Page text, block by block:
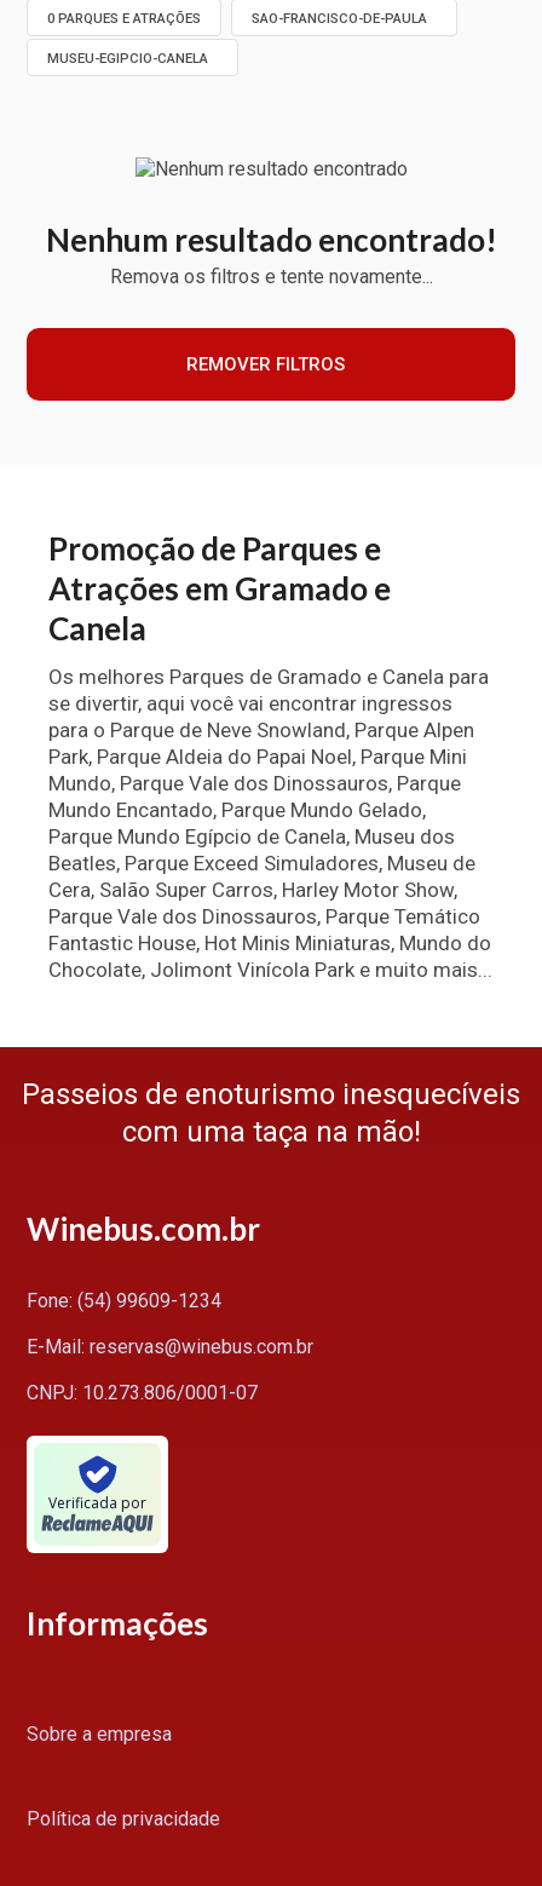
0 PARQUES E ATRAÇÕES SAO-FRANCISCO-DE-PAULA
MUSEU-EGIPCIO-CANELA
Nenhum resultado encontrado!
Remova os filtros e tente novamente...
REMOVER FILTROS
Promoção de Parques e
Atrações em Gramado e
Canela
Os melhores Parques de Gramado e Canela para
se divertir, aqui você vai encontrar ingressos
para o Parque de Neve Snowland, Parque Alpen
Park, Parque Aldeia do Papai Noel, Parque Mini
Mundo, Parque Vale dos Dinossauros, Parque
Mundo Encantado, Parque Mundo Gelado,
Parque Mundo Egípcio de Canela, Museu dos
Beatles, Parque Exceed Simuladores, Museu de
Cera, Salão Super Carros, Harley Motor Show,
Parque Vale dos Dinossauros, Parque Temático
Fantastic House, Hot Minis Miniaturas, Mundo do
Chocolate, Jolimont Vinícola Park e muito mais...
Passeios de enoturismo inesquecíveis
com uma taça na mão!
Winebus.com.br
Fone: (54) 99609-1234
E-Mail: reservas@winebus.com.br
CNPJ: 10.273.806/0001-07
Verificada por
Informações
Sobre a empresa
Política de privacidade